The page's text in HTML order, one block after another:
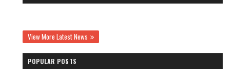
View More Latest News
POPULAR POSTS